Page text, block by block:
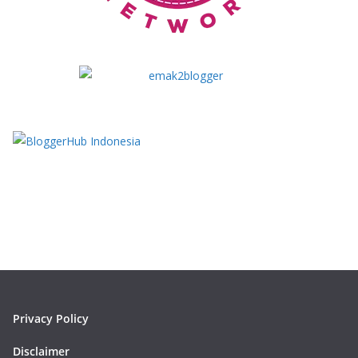
Privacy Policy
Disclaimer